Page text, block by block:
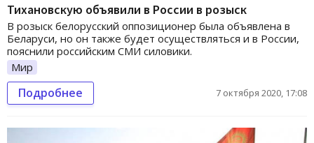
Тихановскую объявили в России в розыск
В розыск белорусский оппозиционер была объявлена в
Беларуси, но он также будет осуществляться и в России,
пояснили российским СМИ силовики.
Мир
Подробнее 7 октября 2020, 17:08